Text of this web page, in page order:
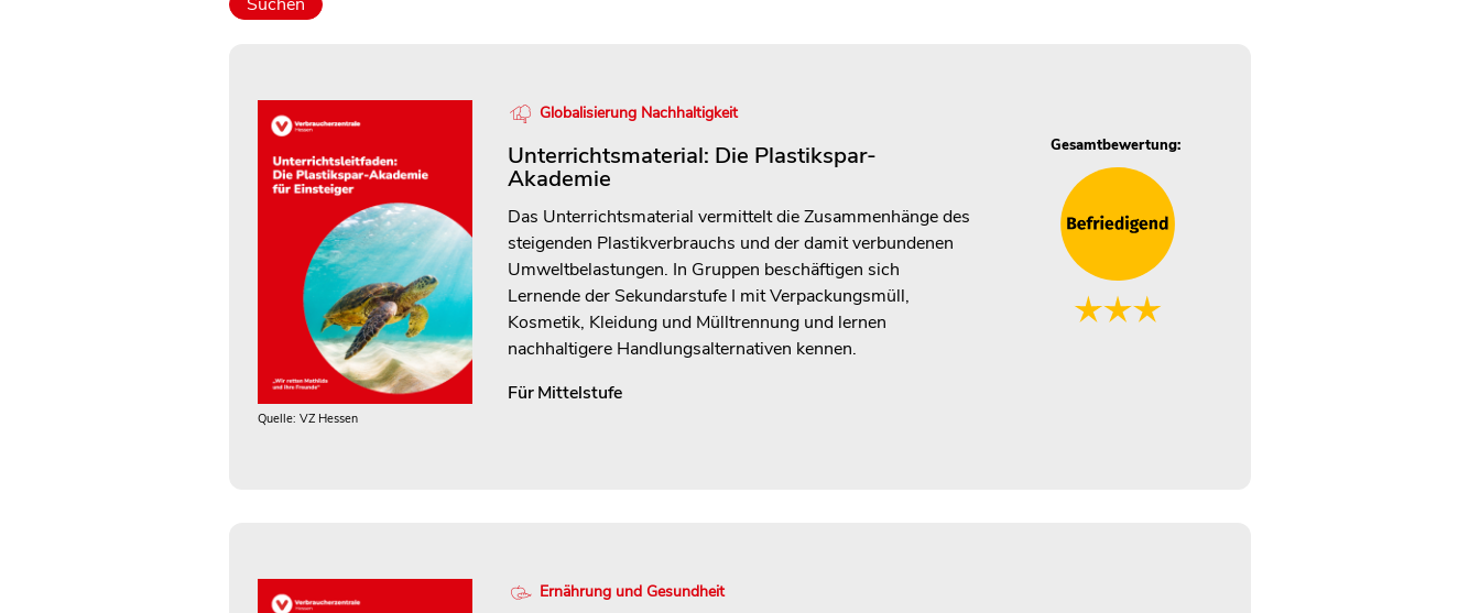
Quelle: VZ Hessen
Globalisierung Nachhaltigkeit
Unterrichtsmaterial: Die Plastikspar-
Akademie
Das Unterrichtsmaterial vermittelt die Zusammenhänge des
steigenden Plastikverbrauchs und der damit verbundenen
Umweltbelastungen. In Gruppen beschäftigen sich
Lernende der Sekundarstufe I mit Verpackungsmüll,
Kosmetik, Kleidung und Mülltrennung und lernen
nachhaltigere Handlungsalternativen kennen.
FürMittelstufe
Gesamtbewertung:
Ernährung und Gesundheit